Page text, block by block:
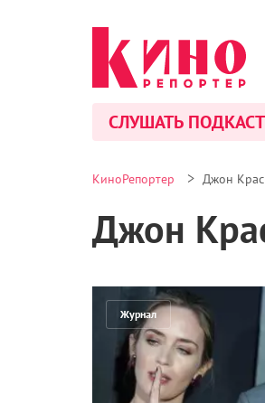
СЛУШАТЬ ПОДКАСТ
КиноРепортер > Джон
Джон
Журнал